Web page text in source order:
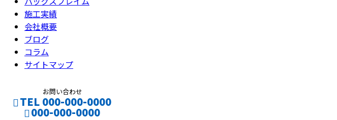
施工実績
会社概要
ブログ
コラム
サイトマップ
お問い合わせ
TEL 000-000-0000
000-000-0000